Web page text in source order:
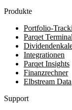
Produkte
Portfolio-
Parqet Terminal
Integrationen
Parqet Insights
Finanzrechner
Elbstream Data
Support